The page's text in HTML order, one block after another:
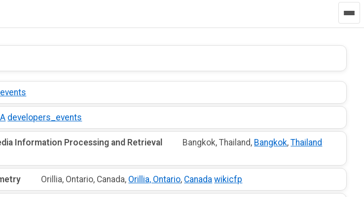
·developers_events
Information Processing and Retrieval Bangkok, Thailand, Bangkok,Thailand·
Orillia, Ontario, Canada, Orillia, Ontario, Canada·wikicfp